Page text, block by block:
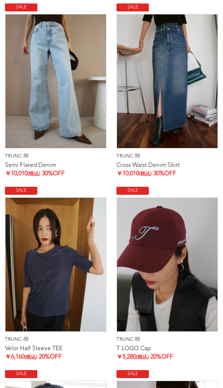
SALE
TRUNC 88
Semi Flared Denim
￥ 10,010(税込) 30%OFF
SALE
TRUNC 88
Cross Waist Denim Skirt
￥ 10,010(税込) 30%OFF
SALE
TRUNC 88
Velor Half Sleeve TEE
￥6,160(税込) 20%OFF
SALE
TRUNC 88
T LOGO Cap
￥5,280(税込) 20%OFF
SALE SALE